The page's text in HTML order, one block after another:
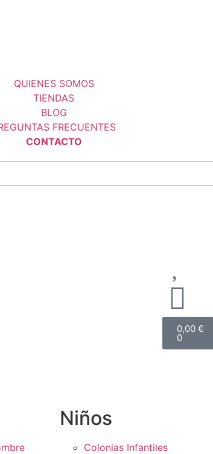
QUIENES SOMOS
TIENDAS
BLOG
FRECUENTES
CONTACTO
0,00 €
0
Niños
Colonias Infantiles